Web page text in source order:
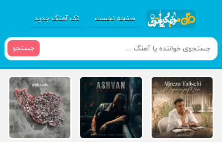
صفحه نخست تک آهنگ جدید
جستجو